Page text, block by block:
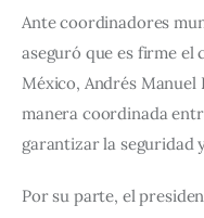
Ante coordinadores
aseguró que es firme el
México, Andrés
manera coordinada
garantizar la seguridad
Por su parte, el